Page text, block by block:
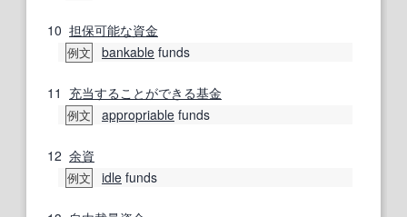
10 担保可能な資金
例文 bankable funds
11 充当することができる基金
例文 appropriable funds
12 余資
例文 idle funds